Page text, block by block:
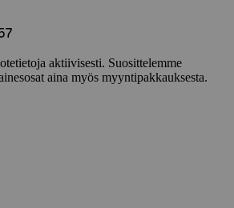
aktiivisesti. Suosittelemme
aina myös myyntipakkauksesta.